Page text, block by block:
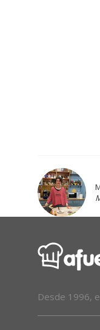
Desde 1996,